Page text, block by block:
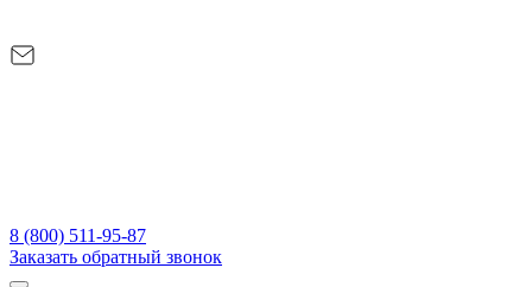
8 (800) 511-95-87
Заказать обратный звонок